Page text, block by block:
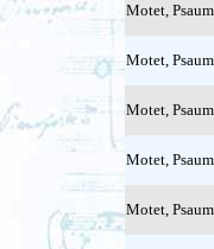
Motet,
Motet,
Motet,
Motet,
Motet,